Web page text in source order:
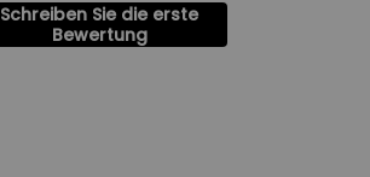
Schreiben Sie die erste
Bewertung